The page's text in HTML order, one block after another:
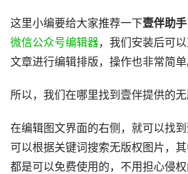
这里小编要给大家推荐一下壹伴助手
微信公众号编辑器，我们安装后可
文章进行编辑排版，操作也非常简单
所以，我们在哪里找到壹伴提供的无
在编辑图文界面的右侧，就可以找
可以根据关键词搜索无版权图片，
都是可以免费使用的，不用担心侵权